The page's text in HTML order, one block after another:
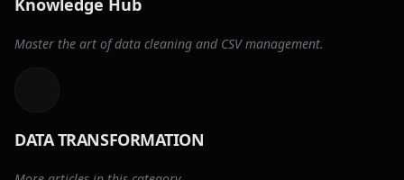
Knowledge Hub
Master the art of data cleaning and CSV management.
DATA TRANSFORMATION